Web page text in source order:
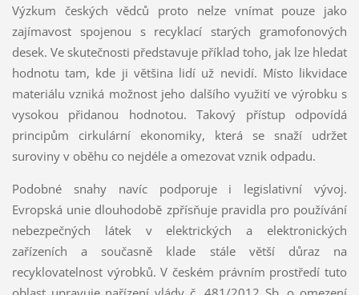
Výzkum českých vědců proto nelze vnímat pouze jako
zajímavost spojenou s recyklací starých gramofonových
desek. Ve skutečnosti představuje příklad toho, jak lze hledat
hodnotu tam, kde ji většina lidí už nevidí. Místo likvidace
materiálu vzniká možnost jeho dalšího využití ve výrobku s
vysokou přidanou hodnotou. Takový přístup odpovídá
principům cirkulární ekonomiky, která se snaží udržet
suroviny v oběhu co nejdéle a omezovat vznik odpadu.
Podobné snahy navíc podporuje i legislativní vývoj.
Evropská unie dlouhodobě zpřísňuje pravidla pro používání
nebezpečných látek v elektrických a elektronických
zařízeních a současně klade stále větší důraz na
recyklovatelnost výrobků. V českém právním prostředí tuto